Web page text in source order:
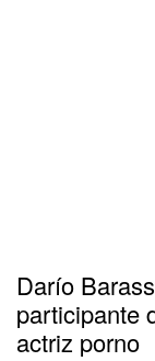
Darío
participante
actriz porno